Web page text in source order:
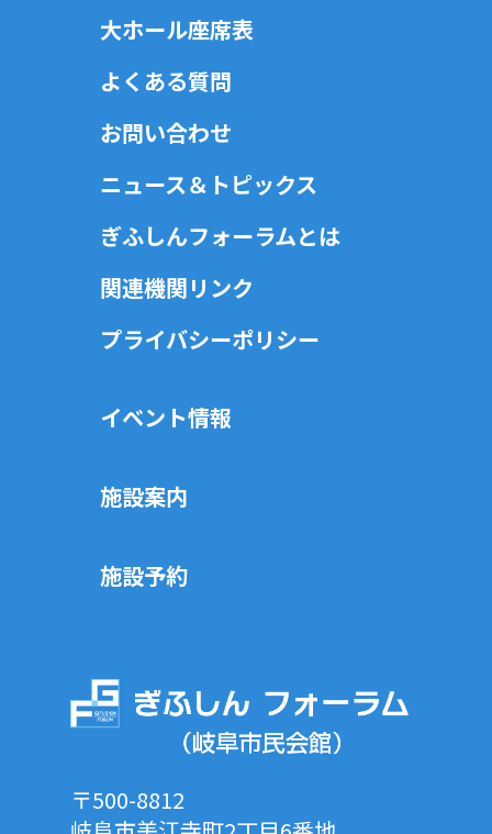
〒500-8812
大ホール座席表
よくある質問
お問い合わせ
ニュース＆トピックス
ぎふしんフォーラムとは
関連機関リンク
プライバシーポリシー
イベント情報
施設案内
施設予約